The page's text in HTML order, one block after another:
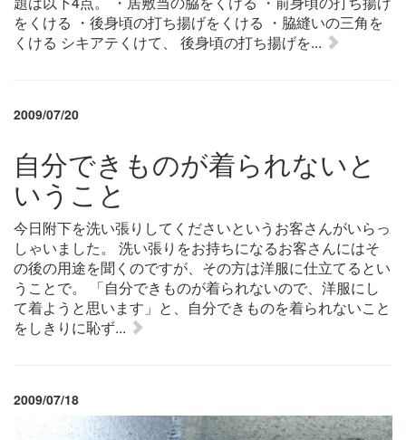
をくける ・後身頃の打ち揚げをくける ・脇縫いの三角を
くける シキアテくけて、 後身頃の打ち揚げを...
2009/07/20
自分できものが着られないと
いうこと
今日附下を洗い張りしてくださいというお客さんがいらっ
しゃいました。 洗い張りをお持ちになるお客さんにはそ
の後の用途を聞くのですが、その方は洋服に仕立てるとい
うことで。 「自分できものが着られないので、洋服にし
て着ようと思います」と、自分できものを着られないこと
をしきりに恥ず...
2009/07/18